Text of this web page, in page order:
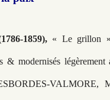
1859),« Le grillon
& modernisés
VALMORE,